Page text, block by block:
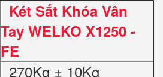
Két Sắt Khóa Vân
Tay WELKO X1250 -
FE
270Kg ± 10Kg